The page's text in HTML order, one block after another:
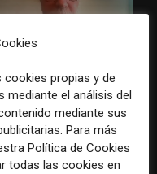
de los
sobre los
y las plataformas
propias y de
mediante el análisis del
mediante sus
Para más
Política de Cookies
todas las cookies en